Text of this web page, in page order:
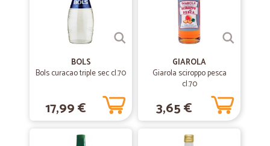
BOLS
Bols curacao triple sec cl.70
17,99 €
GIAROLA
Giarola sciroppo pesca
cl.70
3,65 €